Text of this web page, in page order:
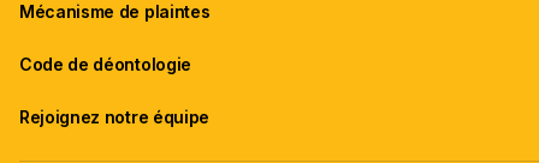
Mécanisme de plaintes
Code de déontologie
Rejoignez notre équipe